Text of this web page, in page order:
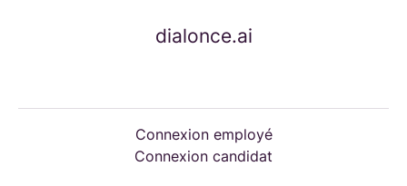
dialonce.ai
Connexion employé
Connexion candidat